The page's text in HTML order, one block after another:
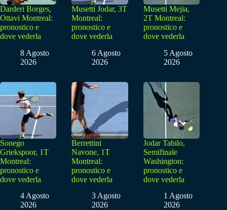
Darderi Borges,
Ottavi Montreal:
pronostico e
dove vederla
8 Agosto
2026
Musetti Jodar, 3T
Montreal:
pronostico e
dove vederla
6 Agosto
2026
Musetti Mejia,
2T Montreal:
pronostico e
dove vederla
5 Agosto
2026
Sonego
Griekspoor, 1T
Montreal:
pronostico e
dove vederla
4 Agosto
2026
Berrettini
Navone, 1T
Montreal:
pronostico e
dove vederla
3 Agosto
2026
Jodar Tabilo,
Semifinale
Washington:
pronostico e
dove vederla
1 Agosto
2026